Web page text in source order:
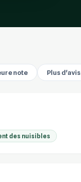
note Plus d'avis
des nuisibles